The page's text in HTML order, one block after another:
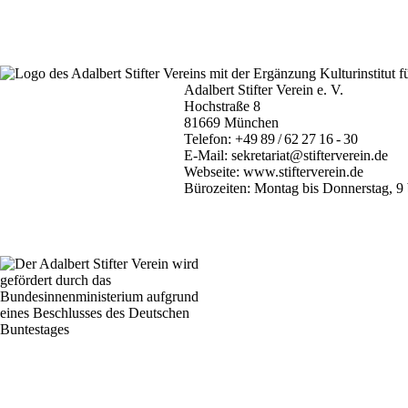
Adalbert Stifter Verein e. V.
Hochstraße 8
81669 München
Telefon:+49 89 / 62 27 16 - 30
E-Mail:sekretariat@stifterverein.de
Webseite:www.stifterverein.de
Bürozeiten: Montag bis Donnerstag,